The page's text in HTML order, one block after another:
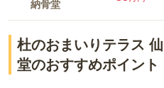
納骨堂
杜のおまいりテラス
堂のおすすめポイント